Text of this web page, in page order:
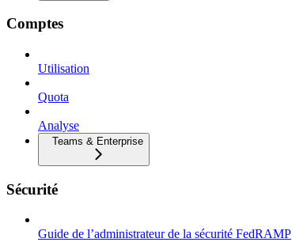
Comptes
Utilisation
Quota
Analyse
Teams & Enterprise
Sécurité
Guide de l’administrateur de la sécurité FedRAMP